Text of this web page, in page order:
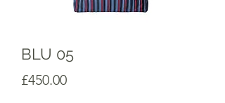
BLU 05
£450.00Prezzo